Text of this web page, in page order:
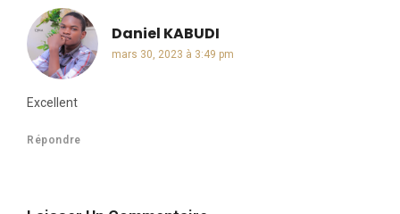
Daniel KABUDI
mars 30, 2023 à 3:49 pm
Excellent
Répondre